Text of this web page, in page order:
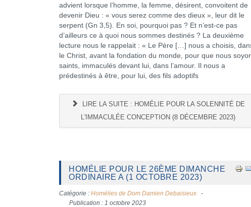
advient lorsque l’homme, la femme, désirent, convoitent de
devenir Dieu : « vous serez comme des dieux », leur dit le
serpent (Gn 3,5). En soi, pourquoi pas ? Et n’est-ce pas
d’ailleurs ce à quoi nous sommes destinés ? La deuxième
lecture nous le rappelait : « Le Père […] nous a choisis,
le Christ, avant la fondation du monde, pour que nous
saints, immaculés devant lui, dans l’amour. Il nous a
prédestinés à être, pour lui, des fils adoptifs
LIRE LA SUITE : HOMÉLIE POUR LA SOLENNITÉ DE
L'IMMACULÉE CONCEPTION (8 DÉCEMBRE 2023)
HOMÉLIE POUR LE 26ÈME DIMANCHE
ORDINAIRE A (1 OCTOBRE 2023)
Catégorie : Homélies de Dom Damien Debaisieux
Publication : 1 octobre 2023